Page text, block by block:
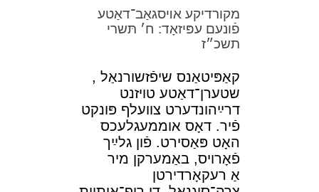
מקורדיקע אױסגאַב־דאַטע
פֿונעם עפּיזאָד: ח׳ תּשרי
תשכ״ז
קאַפּיטאַנס שיפֿזשורנאַל ,
שטערן־דאַטע טױזנט
דרײַהונדערט צװעלף פּונקט
פֿיר. דאָס אוממעגלעכס
האָט פּאַסירט. פֿון גלײַך
פֿאָרױס, באַמערקן מיר
אַ רעקאָרדירטן